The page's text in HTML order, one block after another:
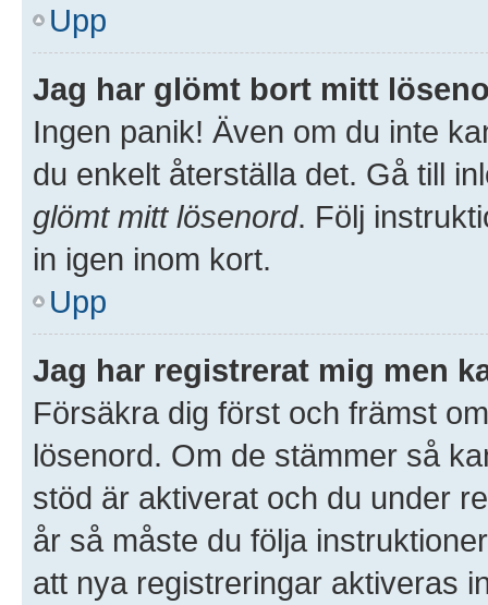
Upp
Jag har glömt bort mitt
Ingen panik! Även om du inte
du enkelt återställa det. Gå till
glömt mitt lösenord. Följ
in igen inom kort.
Upp
Jag har registrerat mig men
Försäkra dig först och främst
lösenord. Om de stämmer så
stöd är aktiverat och du under
år så måste du följa
att nya registreringar aktiveras